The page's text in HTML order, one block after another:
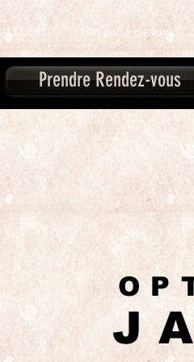
ACCUEIL On parle de vous !
Prendre Rendez-vous
OP
J